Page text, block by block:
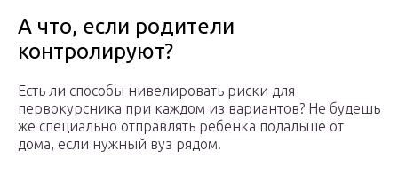
А что, если родители
контролируют?
Есть ли способы нивелировать риски для
первокурсника при каждом из вариантов? Не будешь
же специально отправлять ребенка подальше от
дома, если нужный вуз рядом.